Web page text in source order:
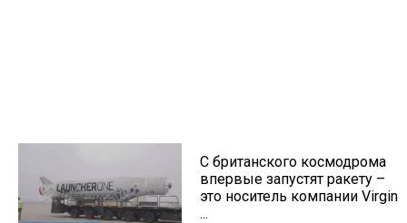
С британского космодрома
впервые запустят ракету –
это носитель компании Virgin
...